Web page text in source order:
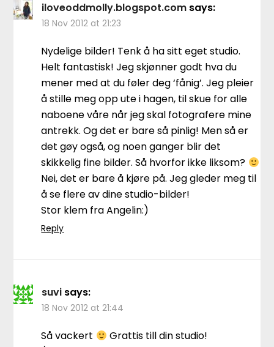
iloveoddmolly.blogspot.com says:
18 Nov 2012 at 21:23
Nydelige bilder! Tenk å ha sitt eget studio.
Helt fantastisk! Jeg skjønner godt hva du
mener med at du føler deg ‘fånig’. Jeg pleier
å stille meg opp ute i hagen, til skue for alle
naboene våre når jeg skal fotografere mine
antrekk. Og det er bare så pinlig! Men så er
det gøy også, og noen ganger blir det
skikkelig fine bilder. Så hvorfor ikke liksom?
Nei, det er bare å kjøre på. Jeg gleder meg til
å se flere av dine studio-bilder!
Stor klem fra Angelin:)
Reply
suvi says:
18 Nov 2012 at 21:44
Så vackert
Grattis till din studio!